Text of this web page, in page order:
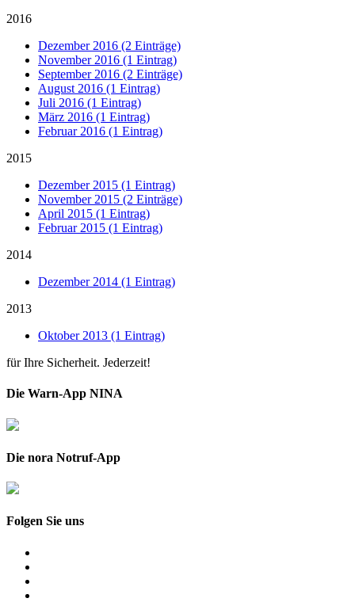
2016
Dezember 2016 (2 Einträge)
November 2016 (1 Eintrag)
September 2016 (2 Einträge)
August 2016 (1 Eintrag)
Juli 2016 (1 Eintrag)
März 2016 (1 Eintrag)
Februar 2016 (1 Eintrag)
2015
Dezember 2015 (1 Eintrag)
November 2015 (2 Einträge)
April 2015 (1 Eintrag)
Februar 2015 (1 Eintrag)
2014
Dezember 2014 (1 Eintrag)
2013
Oktober 2013 (1 Eintrag)
für Ihre Sicherheit. Jederzeit!
Die Warn-App NINA
Die nora Notruf-App
Folgen Sie uns